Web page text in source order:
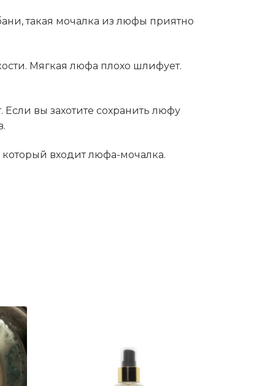
такая мочалка из люфы приятно
Мягкая люфа плохо шлифует.
вы захотите сохранить люфу
входит люфа-мочалка.